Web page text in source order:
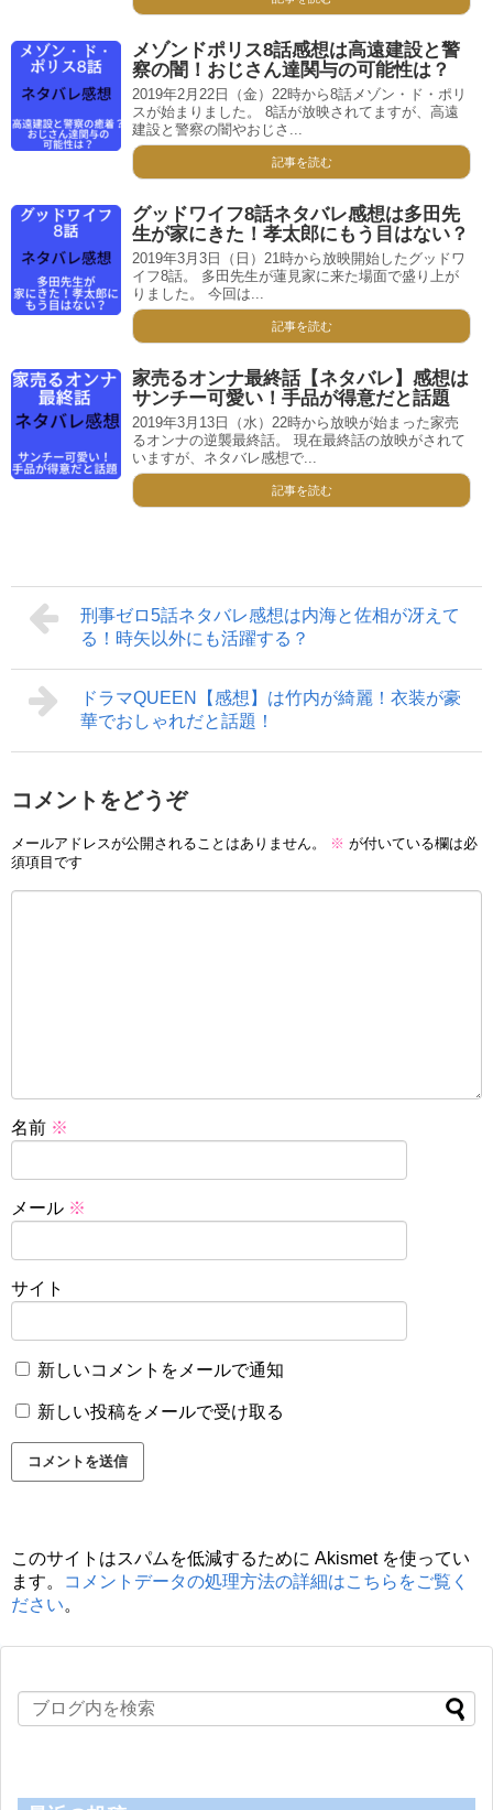
メゾンドポリス8話感想は高遠建設と警
察の闇！おじさん達関与の可能性は？
2019年2月22日（金）22時から8話メゾン・ド・ポリ
スが始まりました。 8話が放映されてますが、高遠
建設と警察の闇やおじさ...
記事を読む
グッドワイフ8話ネタバレ感想は多田先
生が家にきた！孝太郎にもう目はない？
2019年3月3日（日）21時から放映開始したグッドワ
イフ8話。 多田先生が蓮見家に来た場面で盛り上が
りました。 今回は...
記事を読む
家売るオンナ最終話【ネタバレ】感想は
サンチー可愛い！手品が得意だと話題
2019年3月13日（水）22時から放映が始まった家売
るオンナの逆襲最終話。 現在最終話の放映がされて
いますが、ネタバレ感想で...
記事を読む
刑事ゼロ5話ネタバレ感想は内海と佐相が冴えて
る！時矢以外にも活躍する？
ドラマQUEEN【感想】は竹内が綺麗！衣装が豪
華でおしゃれだと話題！
コメントをどうぞ
メールアドレスが公開されることはありません。 ※ が付いている欄は必
須項目です
名前 ※
メール ※
サイト
新しいコメントをメールで通知
新しい投稿をメールで受け取る
このサイトはスパムを低減するために Akismet を使ってい
ます。
コメントデータの処理方法の詳細はこちらをご覧く
ださい。